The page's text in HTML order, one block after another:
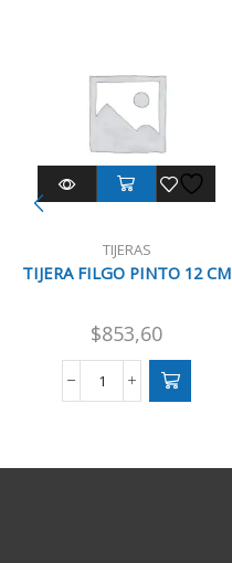
TIJERAS
TIJERA FILGO PINTO 12 CM
$853,60
TIJERA
CM